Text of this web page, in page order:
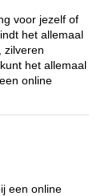
voor jezelf of
het allemaal
zilveren
het allemaal
online
een online